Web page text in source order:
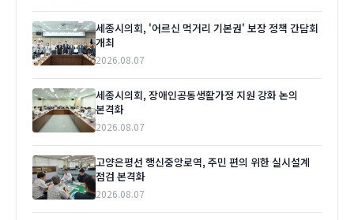
세종시의회, '어르신 먹거리 기본권' 보장 정책 간담회
개최
2026.08.07
세종시의회, 장애인공동생활가정 지원 강화 논의
본격화
2026.08.07
고양은평선 행신중앙로역, 주민 편의 위한 실시설계
점검 본격화
2026.08.07